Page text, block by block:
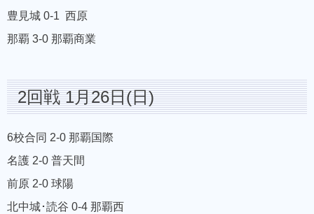
豊見城 0-1 西原
那覇 3-0 那覇商業
2回戦 1月26日(日)
6校合同 2-0 那覇国際
名護 2-0 普天間
前原 2-0 球陽
北中城･読谷 0-4 那覇西